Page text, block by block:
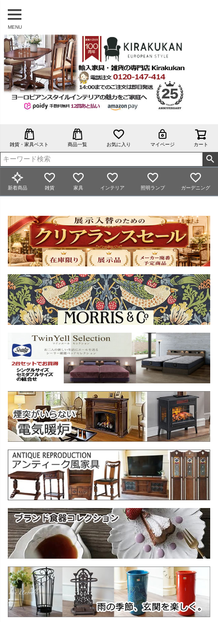
MENU
雑貨・家具ベスト 商品一覧 お気に入り マイページ カート
新着商品 雑貨 家具 インテリア 照明ランプ ガーデニング